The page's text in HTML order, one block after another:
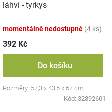
láhví - tyrkys
momentálně nedostupné (4 ks)
392 Kč
Do košíku
Rozměry: 57,3 x 43,5 x 67 cm
Kód: 32892601